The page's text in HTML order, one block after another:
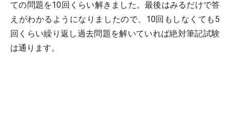
ての問題を10回くらい解きました。最後はみるだけで答
えがわかるようになりましたので、10回もしなくても5
回くらい繰り返し過去問題を解いていれば絶対筆記試験
は通ります。